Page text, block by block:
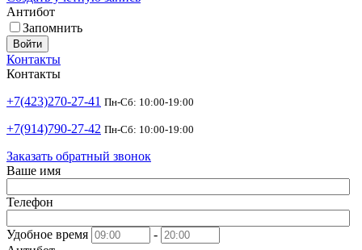
Антибот
Запомнить
Войти
Контакты
Контакты
+7(423)270-27-41 Пн-Сб: 10:00-19:00
+7(914)790-27-42 Пн-Сб: 10:00-19:00
Заказать обратный звонок
Ваше имя
Телефон
Удобное время
-